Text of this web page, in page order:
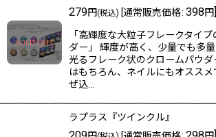
279円(税込) [通常販売価格: 398円]
「高輝度な大粒子フレークタイ
ダー」 輝度が高く、少量でも多
光るフレーク状のクロームパウダ
はもちろん、ネイルにもオスス
ぜ込…
ラプラス『ツインクル』